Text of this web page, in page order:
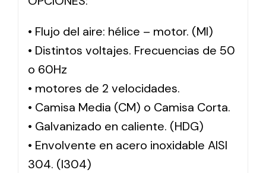
• Flujo del aire: hélice – motor. (MI)
• Distintos voltajes. Frecuencias de 50
o 60Hz
• motores de 2 velocidades.
• Camisa Media (CM) o Camisa Corta.
• Galvanizado en caliente. (HDG)
• Envolvente en acero inoxidable AISI
304. (I304)